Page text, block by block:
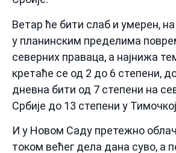
Ветар ће бити слаб и умерен,
у планинским пределима
северних праваца, а најнижа
кретаће се од 2 до 6 степени,
дневна бити од 7 степени на
Србије до 13 степени у
И у Новом Саду претежно
током већег дела дана суво, а